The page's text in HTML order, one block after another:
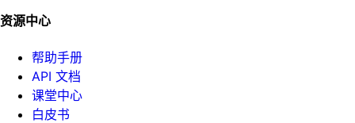
资源中心
帮助手册
API 文档
课堂中心
白皮书